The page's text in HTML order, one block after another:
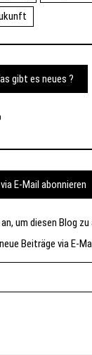
gibt es neues ?
E-Mail abonnieren
um diesen Blog
Beiträge via E-